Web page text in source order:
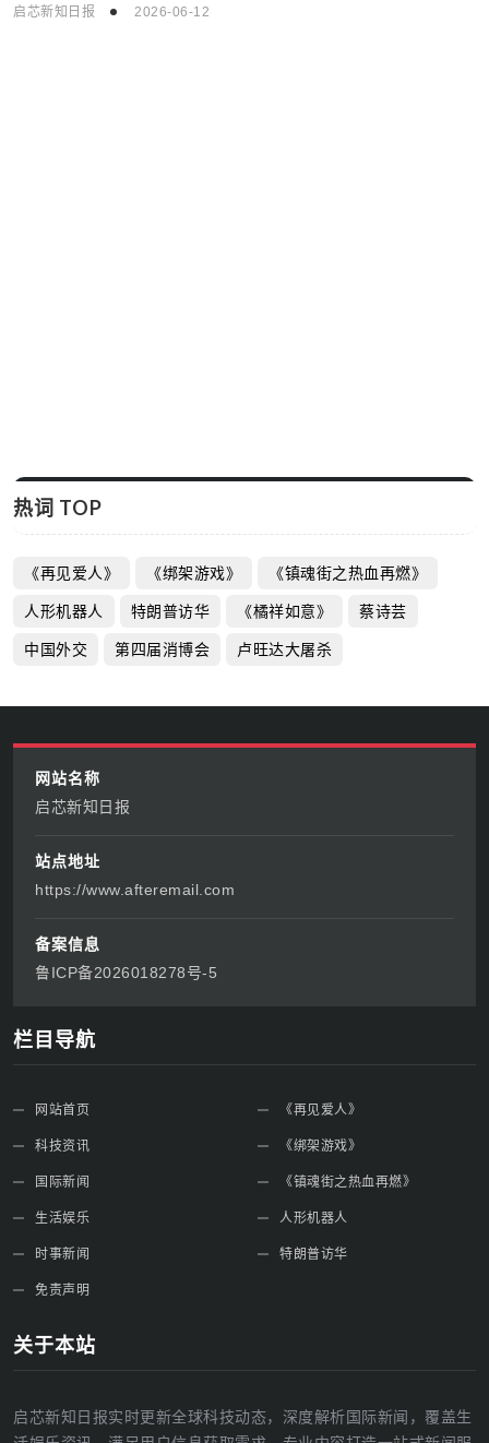
启芯新知日报 2026-06-12
热词 TOP
《再见爱人》 《绑架游戏》 《镇魂街之热血再燃》
人形机器人 特朗普访华 《橘祥如意》 蔡诗芸
中国外交 第四届消博会 卢旺达大屠杀
网站名称
启芯新知日报
站点地址
https://www.afteremail.com
备案信息
鲁ICP备2026018278号-5
栏目导航
网站首页
科技资讯
国际新闻
生活娱乐
时事新闻
免责声明
《再见爱人》
《绑架游戏》
《镇魂街之热血再燃》
人形机器人
特朗普访华
关于本站
启芯新知日报实时更新全球科技动态，深度解析国际新闻，覆盖生